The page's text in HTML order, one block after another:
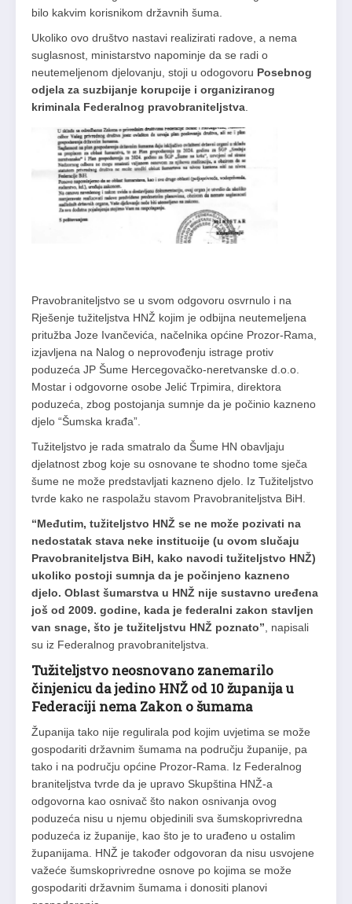
bilo kakvim korisnikom državnih šuma.
Ukoliko ovo društvo nastavi realizirati radove, a nema
suglasnost, ministarstvo napominje da se radi o
neutemeljenom djelovanju, stoji u odogovoru Posebnog
odjela za suzbijanje korupcije i organiziranog
kriminala Federalnog pravobraniteljstva
Pravobraniteljstvo se u svom odgovoru osvrnulo i na
Rješenje tužiteljstva HNŽ kojim je odbijna neutemeljena
pritužba Joze Ivančevića, načelnika općine Prozor-Rama,
izjavljena na Nalog o neprovođenju istrage protiv
poduzeća JP Šume Hercegovačko-neretvanske d.o.o.
Mostar i odgovorne osobe Jelić Trpimira, direktora
poduzeća, zbog postojanja sumnje da je počinio kazneno
djelo “Šumska krađa”.
Tužiteljstvo je rada smatralo da Šume HN obavljaju
djelatnost zbog koje su osnovane te shodno tome sječa
šume ne može predstavljati kazneno djelo. Iz Tužiteljstvo
tvrde kako ne raspolažu stavom Pravobraniteljstva BiH.
“Međutim, tužiteljstvo HNŽ se ne može pozivati na
nedostatak stava neke institucije (u ovom slučaju
Pravobraniteljstva BiH, kako navodi tužiteljstvo HNŽ)
ukoliko postoji sumnja da je počinjeno kazneno
djelo. Oblast šumarstva u HNŽ nije sustavno uređena
još od 2009. godine, kada je federalni zakon stavljen
van snage, što je tužiteljstvu HNŽ poznato”, napisali
su iz Federalnog pravobraniteljstva.
Tužiteljstvo neosnovano zanemarilo
činjenicu da jedino HNŽ od 10 županija u
Federaciji nema Zakon o šumama
Županija tako nije regulirala pod kojim uvjetima se može
gospodariti državnim šumama na području županije, pa
tako i na području općine Prozor-Rama. Iz Federalnog
braniteljstva tvrde da je upravo Skupština HNŽ-a
odgovorna kao osnivač što nakon osnivanja ovog
poduzeća nisu u njemu objedinili sva šumskoprivredna
poduzeća iz županije, kao što je to urađeno u ostalim
županijama. HNŽ je također odgovoran da nisu usvojene
važeće šumskoprivredne osnove po kojima se može
gospodariti državnim šumama i donositi planovi